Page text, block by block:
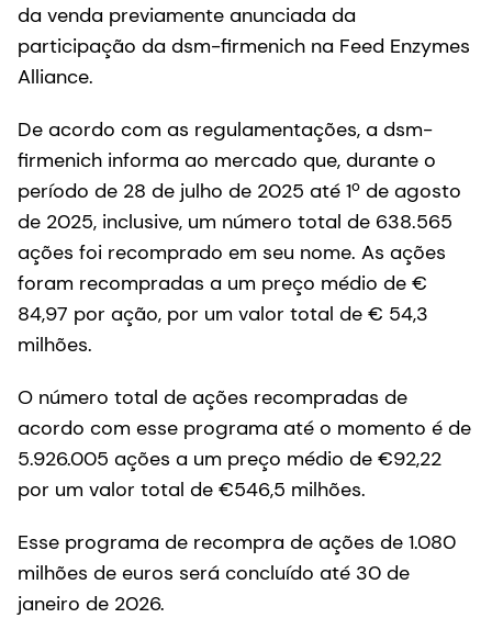
da venda previamente anunciada da
participação da dsm-firmenich na Feed Enzymes
Alliance.
De acordo com as regulamentações, a dsm-
firmenich informa ao mercado que, durante o
período de 28 de julho de 2025 até 1º de agosto
de 2025, inclusive, um número total de 638.565
ações foi recomprado em seu nome. As ações
foram recompradas a um preço médio de €
84,97 por ação, por um valor total de € 54,3
milhões.
O número total de ações recompradas de
acordo com esse programa até o momento é de
5.926.005 ações a um preço médio de €92,22
por um valor total de €546,5 milhões.
Esse programa de recompra de ações de 1.080
milhões de euros será concluído até 30 de
janeiro de 2026.